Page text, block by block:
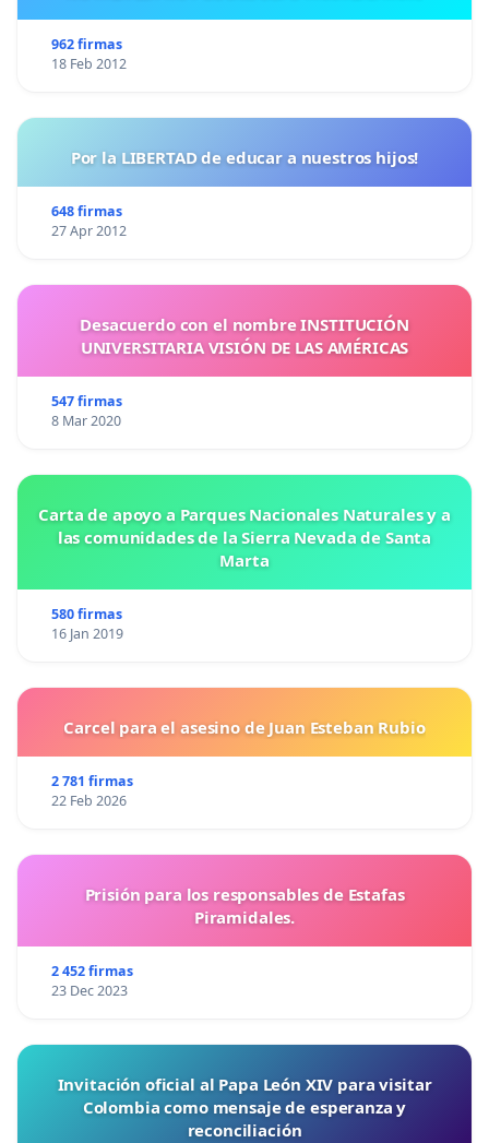
962 firmas
18 Feb 2012
Por la LIBERTAD de educar a nuestros hijos!
648 firmas
27 Apr 2012
Desacuerdo con el nombre INSTITUCIÓN
UNIVERSITARIA VISIÓN DE LAS AMÉRICAS
547 firmas
8 Mar 2020
Carta de apoyo a Parques Nacionales Naturales y a
las comunidades de la Sierra Nevada de Santa
Marta
580 firmas
16 Jan 2019
Carcel para el asesino de Juan Esteban Rubio
2 781 firmas
22 Feb 2026
Prisión para los responsables de Estafas
Piramidales.
2 452 firmas
23 Dec 2023
Invitación oficial al Papa León XIV para visitar
Colombia como mensaje de esperanza y
reconciliación